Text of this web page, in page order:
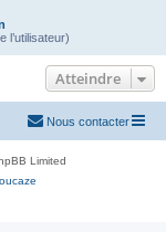
l’utilisateur)
Atteindre
Nous contacter
Limited